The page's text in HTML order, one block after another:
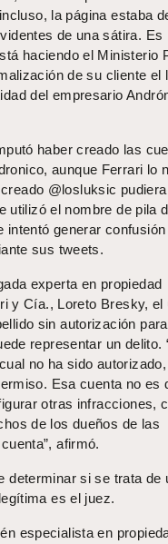
la página estaba
de una sátira. Es
haciendo el Ministerio
de su cliente el
del empresario
haber creado las
aunque Ferrari lo
@losluksic pudiera
utilizó el nombre de pila
generar
sus tweets.
experta en propiedad
y Cía., Loreto Bresky, el
sin autorización
representar un delito.
no ha sido
Esa cuenta no es
otras infracciones,
de los dueños de las
afirmó.
determinar si se trata de
es el juez.
especialista en